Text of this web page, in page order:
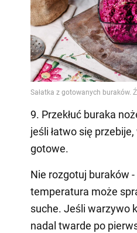
9. Przekłuć buraka
jeśli łatwo się
gotowe.
Nie rozgotuj buraków
temperatura może
suche. Jeśli warzywo
nadal twarde po